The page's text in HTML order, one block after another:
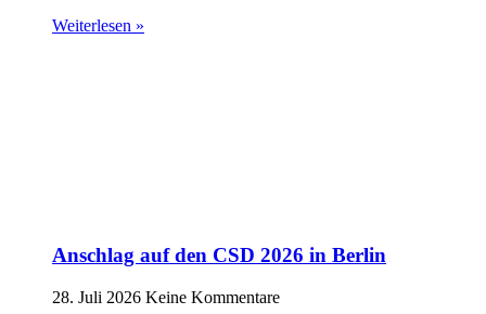
Weiterlesen »
Anschlag auf den CSD 2026 in Berlin
28. Juli 2026 Keine Kommentare